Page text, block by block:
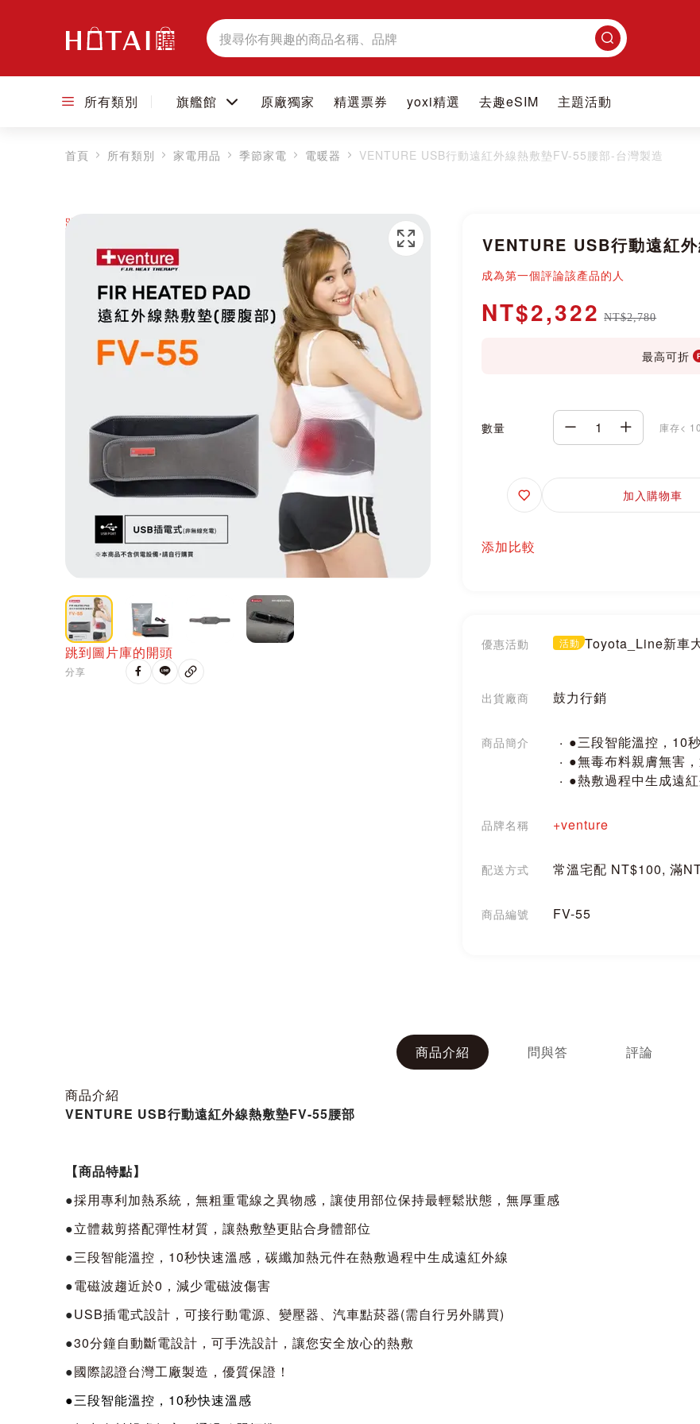
搜
尋
搜
尋
所有類別 旗艦館 原廠獨家 精選票券 yoxi精選 去趣eSIM 主題活動
首頁 所有類別 家電用品 季節家電 電暖器 VENTURE USB行動遠紅外線熱敷墊FV-55腰部-台灣製造
跳到圖片庫的末尾
跳到圖片庫的開頭
分享
VENTURE USB行動遠紅
成為第一個評論該產品的人
NT$2,322 NT$2,780
最高可折
數量 庫存<
加入購物車
追
蹤
添加比較
優惠活動 活動 Toyota_Line新車
出貨廠商 鼓力行銷
商品簡介
●三段智能溫控，10
●無毒布料親膚無害
●熱敷過程中生成遠
品牌名稱 +venture
配送方式 常溫宅配 NT$100, 滿
商品編號 FV-55
商品介紹 問與答 評論
商品介紹
VENTURE USB行動遠紅外線熱敷墊FV-55腰部
【商品特點】
●採用專利加熱系統，無粗重電線之異物感，讓使用部位保持最輕鬆狀態，無厚重感
●立體裁剪搭配彈性材質，讓熱敷墊更貼合身體部位
●三段智能溫控，10秒快速溫感，碳纖加熱元件在熱敷過程中生成遠紅外線
●電磁波趨近於0，減少電磁波傷害
●USB插電式設計，可接行動電源、變壓器、汽車點菸器(需自行另外購買)
●30分鐘自動斷電設計，可手洗設計，讓您安全放心的熱敷
●國際認證台灣工廠製造，優質保證！
●三段智能溫控，10秒快速溫感